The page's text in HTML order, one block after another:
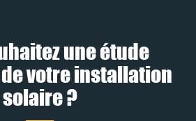
une étude
votre installation
solaire ?